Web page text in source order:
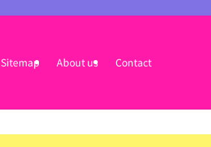
Sitemap About us Contact